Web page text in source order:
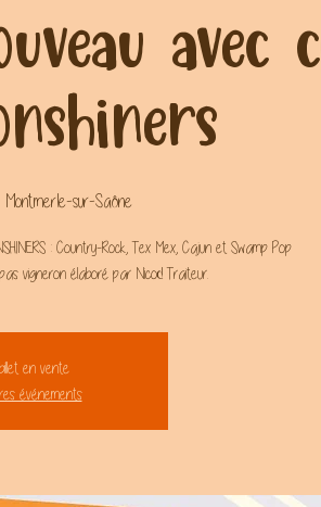
avec
Montmerle-sur-Saône
: Country-Rock, Tex Mex, Cajun et Swamp Pop
vigneron élaboré par Nicod Traiteur.
en vente
événements